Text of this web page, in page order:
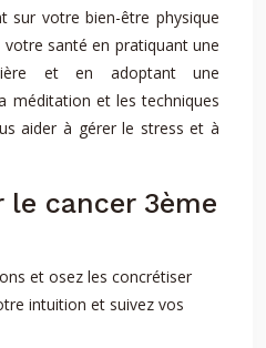
sur votre bien-être physique
santé en pratiquant une
et en adoptant une
méditation et les techniques
aider à gérer le stress et à
le cancer 3ème
et osez les concrétiser
intuition et suivez vos